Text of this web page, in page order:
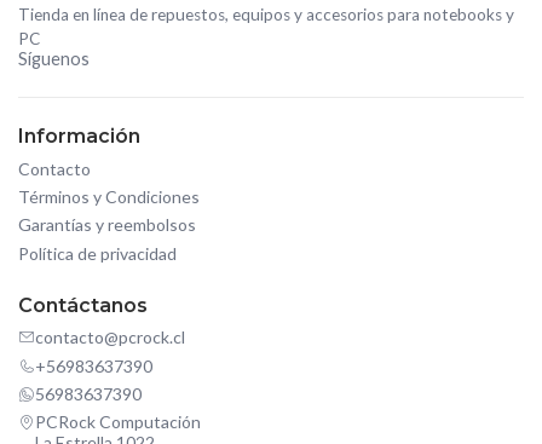
Tienda en línea de repuestos, equipos y accesorios para notebooks y
PC
Síguenos
Información
Contacto
Términos y Condiciones
Garantías y reembolsos
Política de privacidad
Contáctanos
contacto@pcrock.cl
+56983637390
56983637390
PCRock Computación